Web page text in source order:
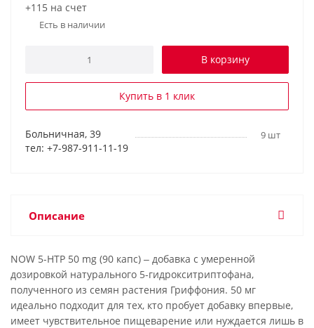
+115 на счет
Есть в наличии
В корзину
Купить в 1 клик
Больничная, 39
тел: +7-987-911-11-19
9 шт
Описание
NOW 5-HTP 50 mg (90 капс) ‒ добавка с умеренной
дозировкой натурального 5-гидрокситриптофана,
полученного из семян растения Гриффония. 50 мг
идеально подходит для тех, кто пробует добавку впервые,
имеет чувствительное пищеварение или нуждается лишь в